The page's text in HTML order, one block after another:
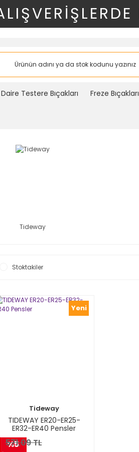
Daire Testere Bıçakları Freze Bıçakları
Tideway
Stoktakiler
Yeni
%5
Tideway
TIDEWAY ER20-ER25-
ER32-ER40 Pensler
571,09 TL